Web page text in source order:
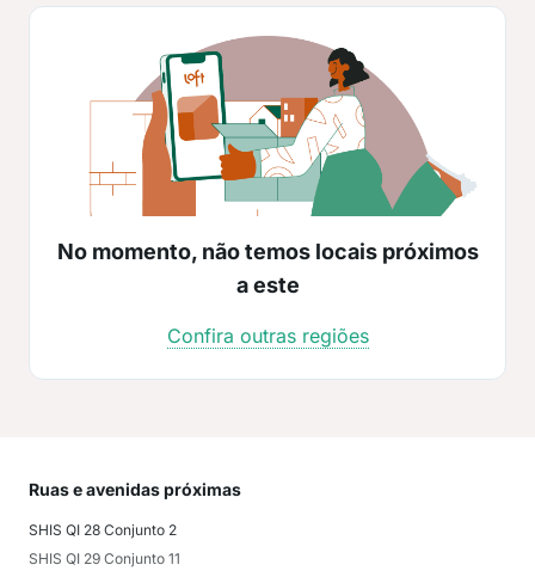
No momento, não temos locais próximos
a este
Confira outras regiões
Ruas e avenidas próximas
SHIS QI 28 Conjunto 2
SHIS QI 29 Conjunto 11